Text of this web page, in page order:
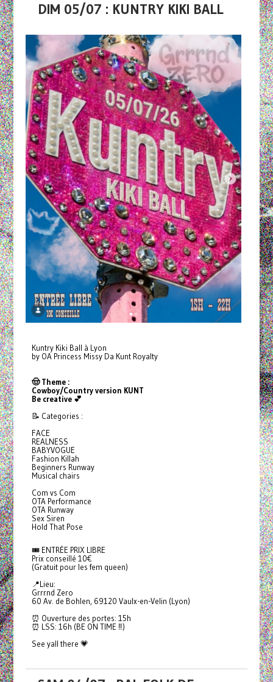
DIM 05/07 : KUNTRY KIKI BALL
Kuntry Kiki Ball à Lyon
by OA Princess Missy Da Kunt Royalty
🤠 Theme :
Cowboy/Country version KUNT
Be creative 💕
📝 Categories :
FACE
REALNESS
BABYVOGUE
Fashion Killah
Beginners Runway
Musical chairs
Com vs Com
OTA Performance
OTA Runway
Sex Siren
Hold That Pose
🎟️ ENTRÉE PRIX LIBRE
Prix conseillé 10€
(Gratuit pour les fem queen)
📍Lieu:
Grrrnd Zero
60 Av. de Bohlen, 69120 Vaulx-en-Velin (Lyon)
⏰ Ouverture des portes: 15h
⏰ LSS: 16h (BE ON TIME ‼️)
See yall there 💗